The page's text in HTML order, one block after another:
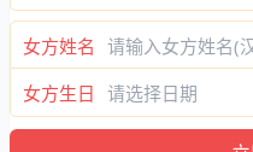
女方姓名
女方生日